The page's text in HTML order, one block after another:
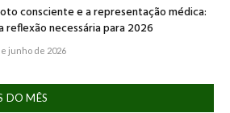
consciente e a representação médica:
reflexão necessária para 2026
junho de 2026
DO MÊS